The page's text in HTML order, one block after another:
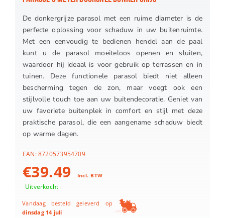
De donkergrijze parasol met een ruime diameter is de
perfecte oplossing voor schaduw in uw buitenruimte.
Met een eenvoudig te bedienen hendel aan de paal
kunt u de parasol moeiteloos openen en sluiten,
waardoor hij ideaal is voor gebruik op terrassen en in
tuinen. Deze functionele parasol biedt niet alleen
bescherming tegen de zon, maar voegt ook een
stijlvolle touch toe aan uw buitendecoratie. Geniet van
uw favoriete buitenplek in comfort en stijl met deze
praktische parasol, die een aangename schaduw biedt
op warme dagen.
EAN:8720573954709
€39.49 Incl. BTW
Uitverkocht
Vandaag besteld geleverd op
dinsdag 14 juli